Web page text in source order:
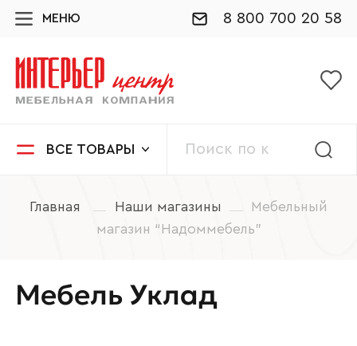
МЕНЮ 8 800 700 20 58
ВСЕ ТОВАРЫ
Главная Наши магазины
Мебельный
магазин “Надоммебель”
Мебель Уклад